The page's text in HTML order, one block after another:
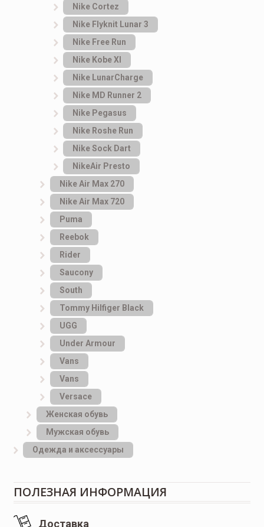
Nike Cortez
Nike Flyknit Lunar 3
Nike Free Run
Nike Kobe XI
Nike LunarCharge
Nike MD Runner 2
Nike Pegasus
Nike Roshe Run
Nike Sock Dart
NikeAir Presto
Nike Air Max 270
Nike Air Max 720
Puma
Reebok
Rider
Saucony
South
Tommy Hilfiger Black
UGG
Under Armour
Vans
Vans
Versace
Женская обувь
Мужская обувь
Одежда и аксессуары
ПОЛЕЗНАЯ ИНФОРМАЦИЯ
Доставка